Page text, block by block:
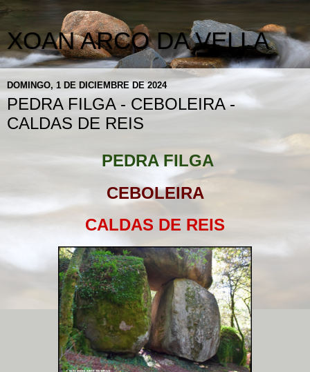
XOAN ARCO DA VELLA
DOMINGO, 1 DE DICIEMBRE DE 2024
PEDRA FILGA - CEBOLEIRA -
CALDAS DE REIS
PEDRA FILGA
CEBOLEIRA
CALDAS DE REIS